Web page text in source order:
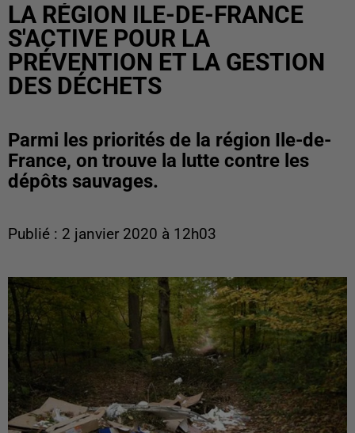
LA RÉGION ILE-DE-FRANCE
S'ACTIVE POUR LA
PRÉVENTION ET LA GESTION
DES DÉCHETS
Parmi les priorités de la région Ile-de-
France, on trouve la lutte contre les
dépôts sauvages.
Publié : 2 janvier 2020 à 12h03